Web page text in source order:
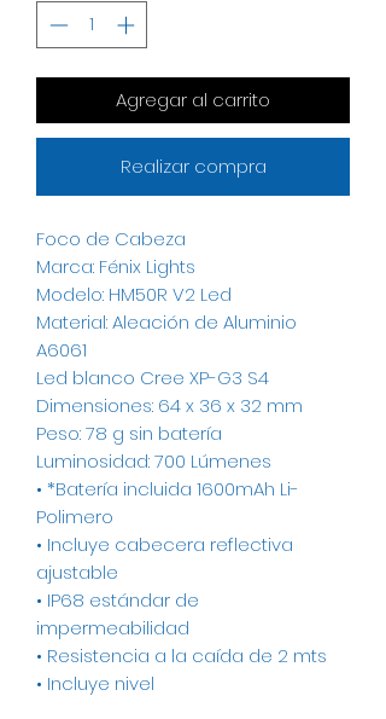
Agregar al carrito
Realizar compra
Foco de Cabeza
Marca: Fénix Lights
Modelo: HM50R V2 Led
Material: Aleación de Aluminio
A6061
Led blanco Cree XP-G3 S4
Dimensiones: 64 x 36 x 32 mm
Peso: 78 g sin batería
Luminosidad: 700 Lúmenes
• *Batería incluida 1600mAh Li-
Polimero
• Incluye cabecera reflectiva
ajustable
• IP68 estándar de
impermeabilidad
• Resistencia a la caída de 2 mts
• Incluye nivel